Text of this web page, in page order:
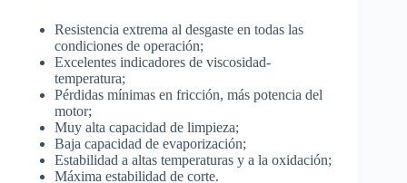
Resistencia extrema al desgaste en todas las
condiciones de operación;
Excelentes indicadores de viscosidad-
temperatura;
Pérdidas mínimas en fricción, más potencia del
motor;
Muy alta capacidad de limpieza;
Baja capacidad de evaporización;
Estabilidad a altas temperaturas y a la oxidación;
Máxima estabilidad de corte.